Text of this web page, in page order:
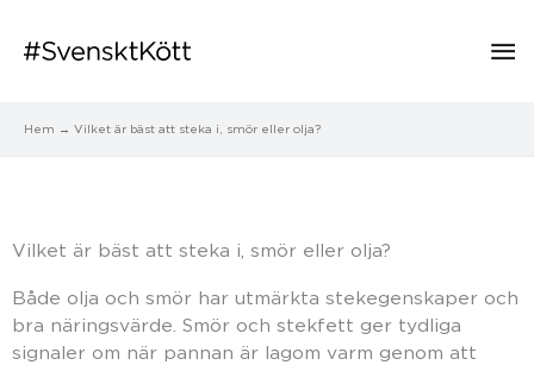
Hem Vilket är bäst att steka i, smör eller olja?
Vilket är bäst att steka i, smör eller olja?
Både olja och smör har utmärkta stekegenskaper och
bra näringsvärde. Smör och stekfett ger tydliga
signaler om när pannan är lagom varm genom att